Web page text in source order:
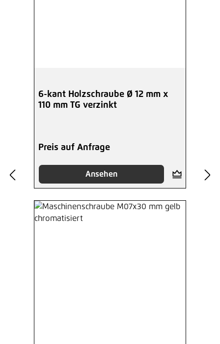
6-kant Holzschraube Ø 12 mm x
110 mm TG verzinkt
Preis auf Anfrage
Ansehen